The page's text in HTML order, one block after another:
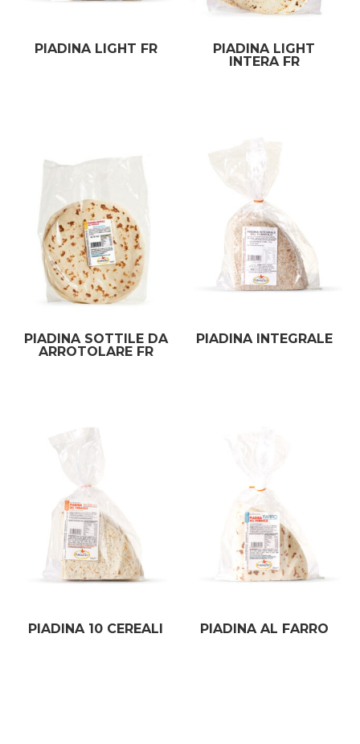
PIADINA LIGHT FR
PIADINA LIGHT
INTERA FR
PIADINA SOTTILE DA
ARROTOLARE FR
PIADINA INTEGRALE
PIADINA 10 CEREALI PIADINA AL FARRO